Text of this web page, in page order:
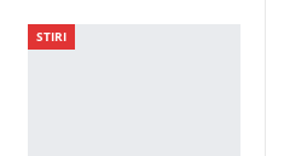
STIRI